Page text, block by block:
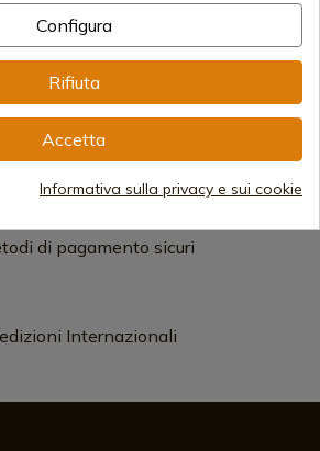
Aggiungi al carrello
online dal 1998
di pagamento sicuri
Internazionali
Configura
Rifiuta
Accetta
Informativa sulla privacy e sui cookie